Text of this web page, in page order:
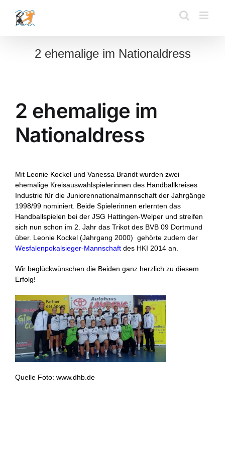
Inhalt
springen
2 ehemalige im Nationaldress
2 ehemalige im
Nationaldress
Mit Leonie Kockel und Vanessa Brandt wurden zwei
ehemalige Kreisauswahlspielerinnen des Handballkreises
Industrie für die Juniorennationalmannschaft der Jahrgänge
1998/99 nominiert. Beide Spielerinnen erlernten das
Handballspielen bei der JSG Hattingen-Welper und streifen
sich nun schon im 2. Jahr das Trikot des BVB 09 Dortmund
über. Leonie Kockel (Jahrgang 2000) gehörte zudem der
Wesfalenpokalsieger-Mannschaft des HKI 2014 an.
Wir beglückwünschen die Beiden ganz herzlich zu diesem
Erfolg!
Quelle Foto: www.dhb.de